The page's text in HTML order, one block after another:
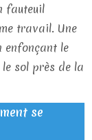
fauteuil
travail. Une
enfonçant le
sol près de la
se